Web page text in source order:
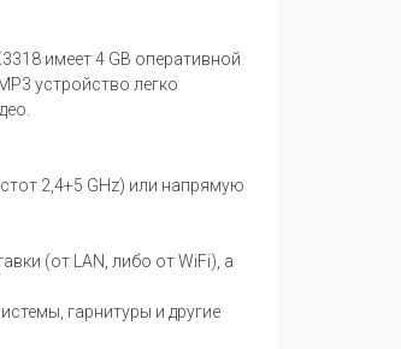
имеет 4 GB оперативной
устройство легко
2,4+5 GHz) или напрямую
(от LAN, либо от WiFi), а
гарнитуры и другие